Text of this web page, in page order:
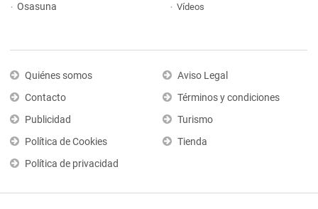
Osasuna
Vídeos
Quiénes somos
Contacto
Publicidad
Política de Cookies
Política de privacidad
Aviso Legal
Términos y condiciones
Turismo
Tienda